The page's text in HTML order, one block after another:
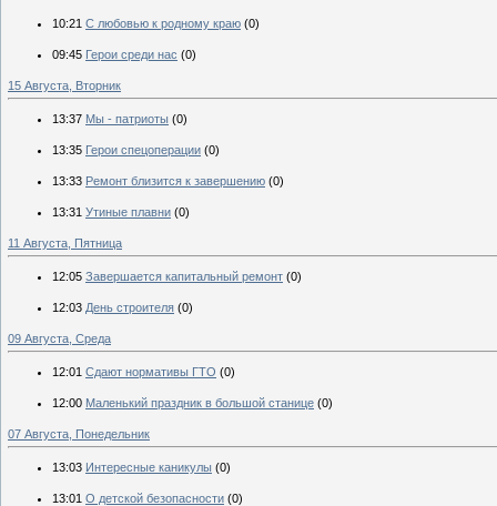
10:21 С любовью к родному краю (0)
09:45 Герои среди нас (0)
15 Августа, Вторник
13:37 Мы - патриоты (0)
13:35 Герои спецоперации (0)
13:33 Ремонт близится к завершению (0)
13:31 Утиные плавни (0)
11 Августа, Пятница
12:05 Завершается капитальный ремонт (0)
12:03 День строителя (0)
09 Августа, Среда
12:01 Сдают нормативы ГТО (0)
12:00 Маленький праздник в большой станице (0)
07 Августа, Понедельник
13:03 Интересные каникулы (0)
13:01 О детской безопасности (0)